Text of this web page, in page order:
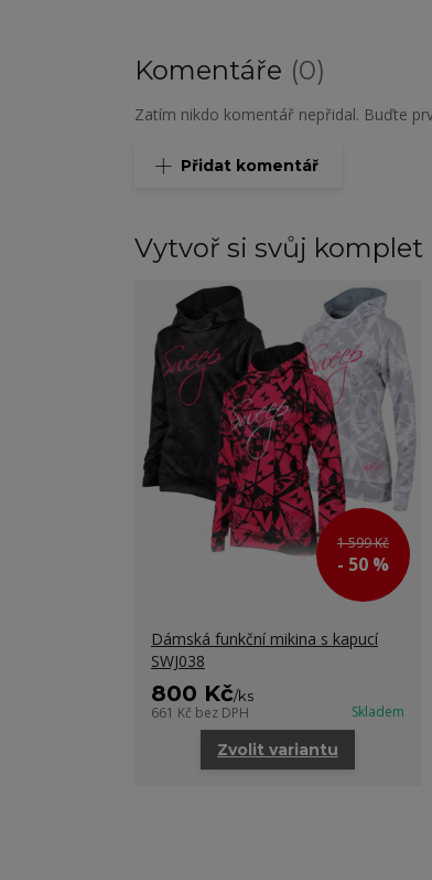
Komentáře 0
Zatím nikdo komentář nepřidal. Buďte
Přidat komentář
Vytvoř si svůj komplet
1 599 Kč
- 50 %
Dámská funkční mikina s kapucí
SWJ038
800 Kč/ks
661 Kč bez DPH Skladem
Zvolit variantu